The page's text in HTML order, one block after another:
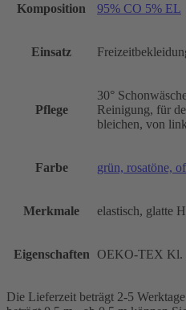
Komposition 95% CO 5% EL
Einsatz
Pflege
30°
Reinigung, für
bleichen, von
Farbe grün, rosatöne,
Merkmale elastisch, glatte
Eigenschaften OEKO-TEX Kl.
Die Lieferzeit beträgt 2-5